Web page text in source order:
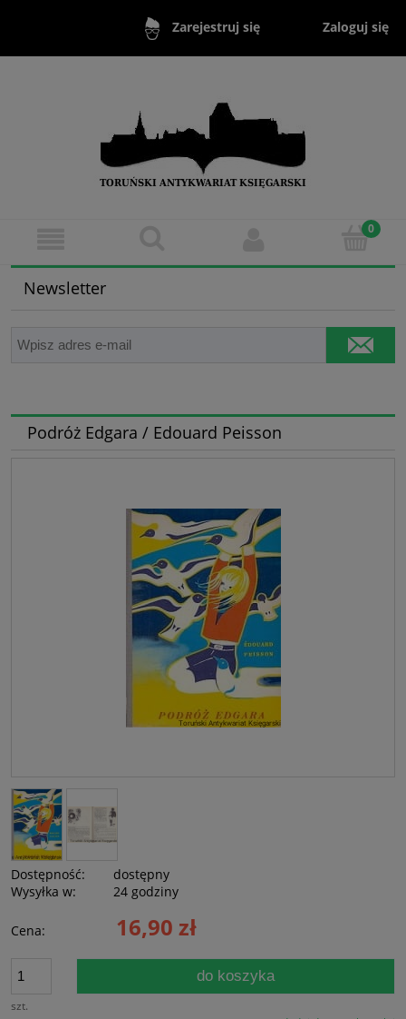
Zarejestruj się Zaloguj się
Newsletter
Podróż Edgara / Edouard Peisson
Dostępność:
dostępny
Wysyłka w:
24 godziny
Cena: 16,90 zł
szt.
do koszyka